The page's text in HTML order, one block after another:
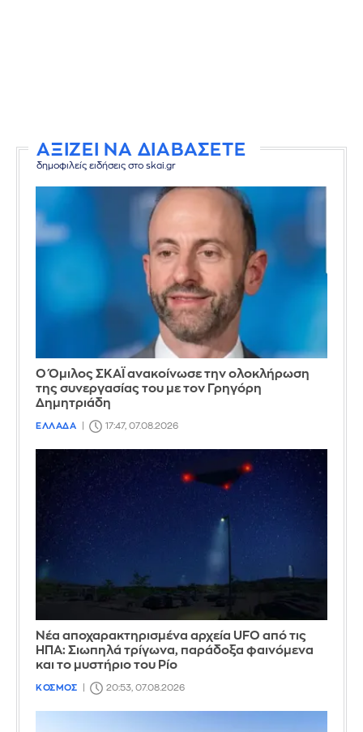
ΑΞΙΖΕΙ ΝΑ ΔΙΑΒΑΣΕΤΕ
δημοφιλείς ειδήσεις στο skai.gr
Ο Όμιλος ΣΚΑΪ ανακοίνωσε την ολοκλήρωση
της συνεργασίας του με τον Γρηγόρη
Δημητριάδη
ΕΛΛΑΔΑ 17:47, 07.08.2026
Νέα αποχαρακτηρισμένα αρχεία UFO από τις
ΗΠΑ: Σιωπηλά τρίγωνα, παράδοξα φαινόμενα
και το μυστήριο του Ρίο
ΚΟΣΜΟΣ 20:53, 07.08.2026